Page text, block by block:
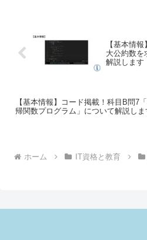
【基本情
大公約数を
解説します
【基本情報】コード掲載！科目B問7
帰関数プログラム」について解説しま
ホーム IT資格と教育